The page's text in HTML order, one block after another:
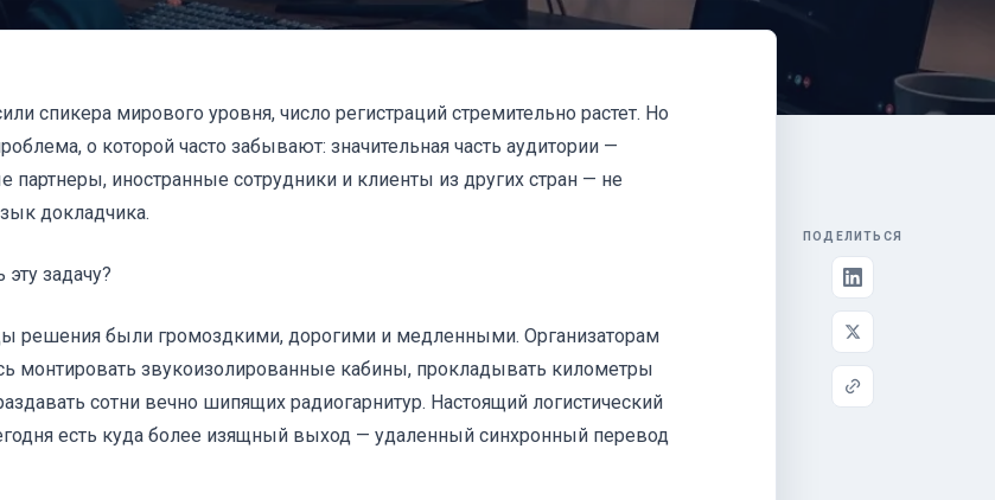
спикера мирового уровня, число регистраций стремительно растет. Но
о которой часто забывают: значительная часть аудитории —
партнеры, иностранные сотрудники и клиенты из других стран — не
докладчика.
задачу?
решения были громоздкими, дорогими и медленными. Организаторам
монтировать звукоизолированные кабины, прокладывать километры
сотни вечно шипящих радиогарнитур. Настоящий логистический
есть куда более изящный выход — удаленный синхронный перевод
ПОДЕЛИТЬСЯ